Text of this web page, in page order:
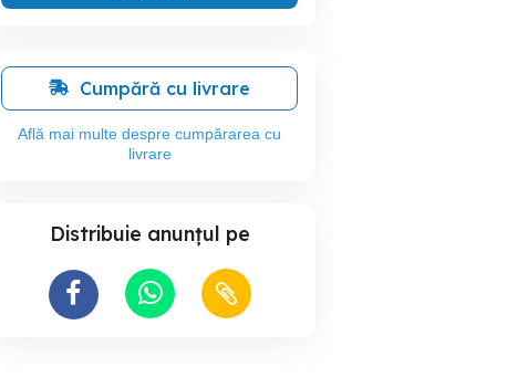
Cumpără cu livrare
Află mai multe despre cumpărarea cu
livrare
Distribuie anunțul pe